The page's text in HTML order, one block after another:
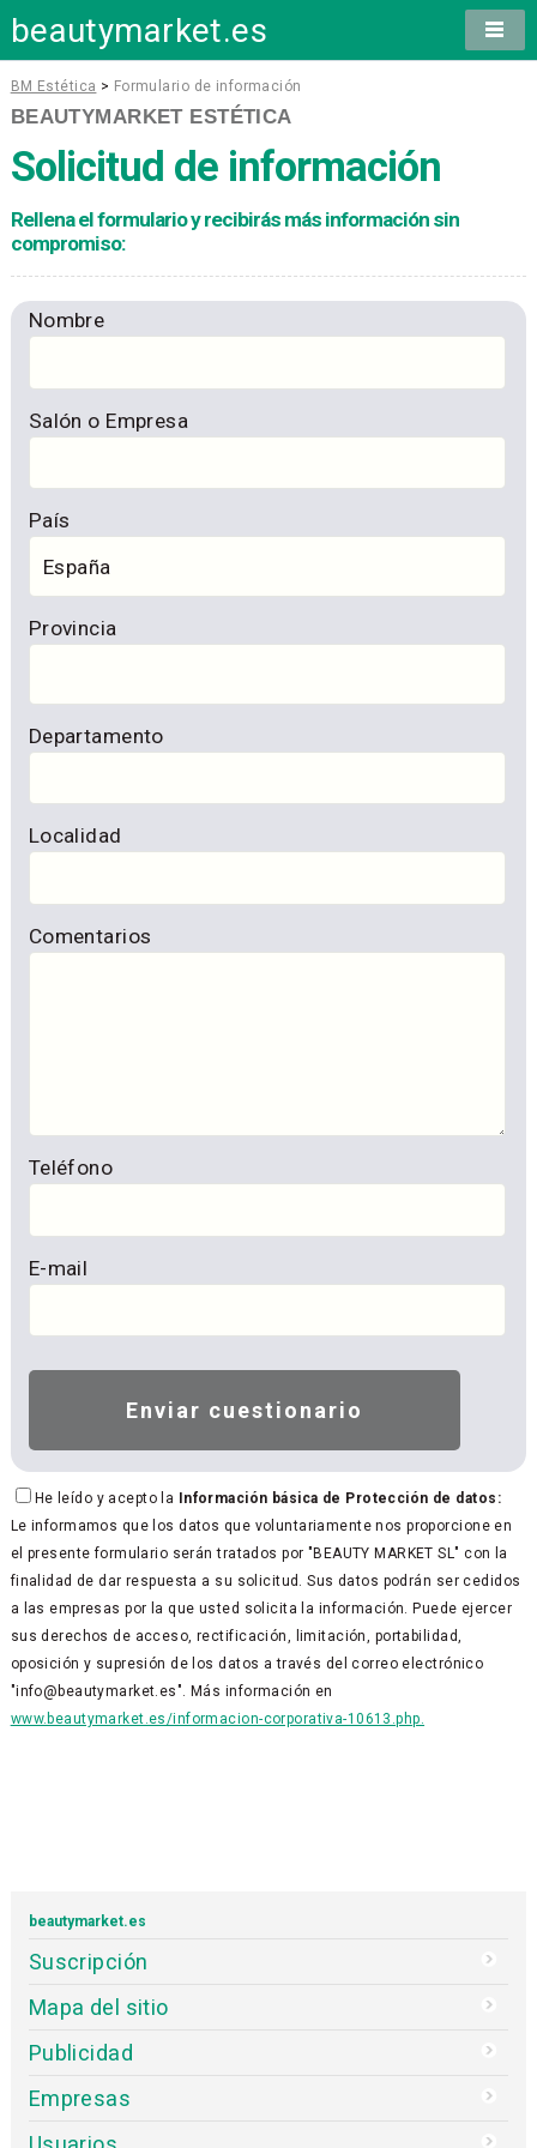
beautymarket.es
BM Estética > Formulario de información
BEAUTYMARKET ESTÉTICA
Solicitud de información
Rellena el formulario y recibirás más información sin
compromiso:
Nombre
Salón o Empresa
País
Provincia
Departamento
Localidad
Comentarios
Teléfono
E-mail
He leído y acepto la Información básica de Protección de datos:
Le informamos que los datos que voluntariamente nos proporcione en
el presente formulario serán tratados por "BEAUTY MARKET SL" con la
finalidad de dar respuesta a su solicitud. Sus datos podrán ser cedidos
a las empresas por la que usted solicita la información. Puede ejercer
sus derechos de acceso, rectificación, limitación, portabilidad,
oposición y supresión de los datos a través del correo electrónico
"info@beautymarket.es". Más información en
www.beautymarket.es/informacion-corporativa-10613.php.
beautymarket.es
Suscripción
Mapa del sitio
Publicidad
Empresas